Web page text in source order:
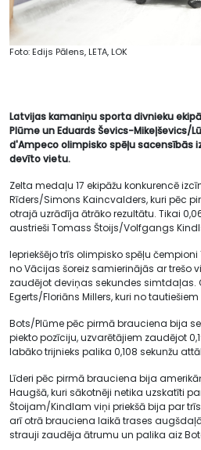
Foto: Edijs Pālens, LETA, LOK
Latvijas kamaniņu sporta divnieku
Plūme un Eduards Ševics-Mikeļševics/
d'Ampeco olimpisko spēļu sacensībās
devīto vietu.
Zelta medaļu 17 ekipāžu konkurencē
Rīders/Simons Kaincvalders, kuri pēc
otrajā uzrādīja ātrāko rezultātu. Tikai
austrieši Tomass Štoijs/Volfgangs
Iepriekšējo trīs olimpisko spēļu
no Vācijas šoreiz samierinājās ar trešo
zaudējot deviņas sekundes simtdaļas.
Egerts/Floriāns Millers, kuri no
Bots/Plūme pēc pirmā brauciena bija
piekto pozīciju, uzvarētājiem zaudējot
labāko trijnieks palika 0,108 sekunžu
Līderi pēc pirmā brauciena bija
Haugšā, kuri sākotnēji netika uzskatīti
Štoijam/Kindlam viņi priekšā bija par
arī otrā brauciena laikā trases
strauji zaudēja ātrumu un palika aiz